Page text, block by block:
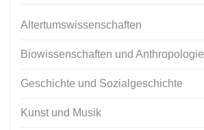
Altertumswissenschaften
Biowissenschaften und Anthropologie
Geschichte und Sozialgeschichte
Kunst und Musik